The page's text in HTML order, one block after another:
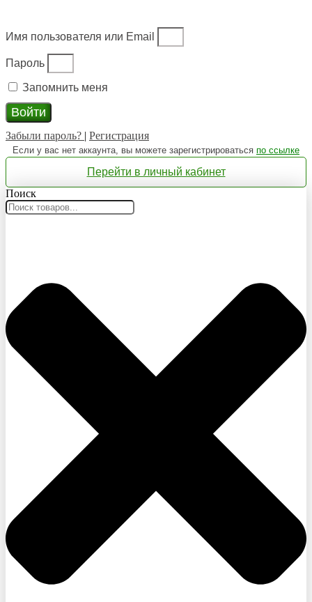
Имя пользователя или Email
Пароль
Запомнить меня
Войти
Забыли пароль? | Регистрация
Если у вас нет аккаунта, вы можете зарегистрироваться по ссылке
Перейти в личный кабинет
Поиск